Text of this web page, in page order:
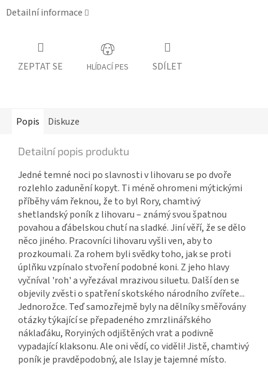
Detailní informace
ZEPTAT SE HLÍDACÍ PES SDÍLET
Popis Diskuze
Detailní popis produktu
Jedné temné noci po slavnosti v lihovaru se po dvoře
rozlehlo zadunění kopyt. Ti méně ohromeni mýtickými
příběhy vám řeknou, že to byl Rory, chamtivý
shetlandský poník z lihovaru – známý svou špatnou
povahou a ďábelskou chutí na sladké. Jiní věří, že se dělo
něco jiného. Pracovníci lihovaru vyšli ven, aby to
prozkoumali. Za rohem byli svědky toho, jak se proti
úplňku vzpínalo stvoření podobné koni. Z jeho hlavy
vyčníval 'roh' a vyřezával mrazivou siluetu. Další den se
objevily zvěsti o spatření skotského národního zvířete...
Jednorožce. Teď samozřejmě byly na dělníky směřovány
otázky týkající se přepadeného zmrzlinářského
náklaďáku, Roryiných odjištěných vrat a podivně
vypadající klaksonu. Ale oni vědí, co viděli! Jistě, chamtivý
poník je pravděpodobný, ale Islay je tajemné místo.